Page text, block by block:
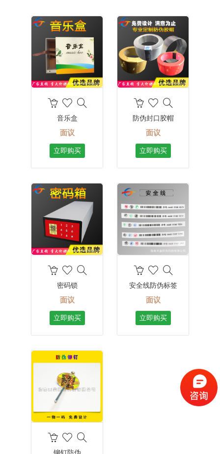
音乐盒
面议
立即购买
防伪封口胶帽
面议
立即购买
密码锁
面议
立即购买
安全线防伪标签
面议
立即购买